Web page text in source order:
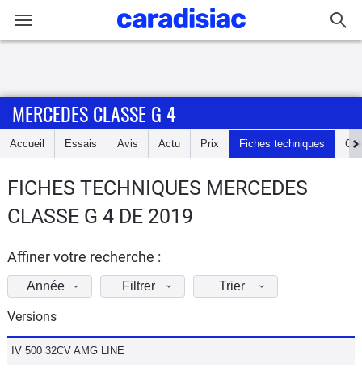
Accueil
Essais
d'achat
Electriques
Utilitaires
MERCEDES CLASSE G 4
Accueil Essais Avis Actu Prix Fiches techniques
FICHES TECHNIQUES MERCEDES
CLASSE G 4 DE 2019
Affiner votre recherche :
Année Filtrer Trier
Versions
IV 500 32CV AMG LINE